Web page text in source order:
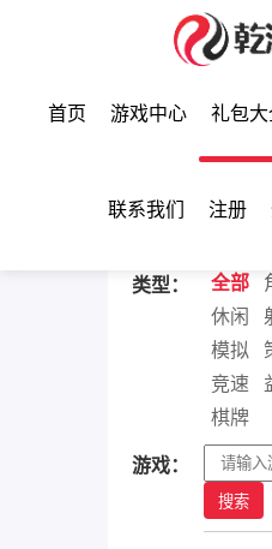
首页 游戏中心 礼包大
联系我们 注册
类型： 全部
休闲
模拟
竞速
棋牌
游戏：
搜索